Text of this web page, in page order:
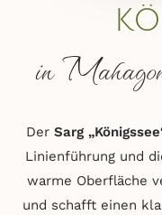
in
Der Sarg
Linienführung und
warme Oberfläche
und schafft einen